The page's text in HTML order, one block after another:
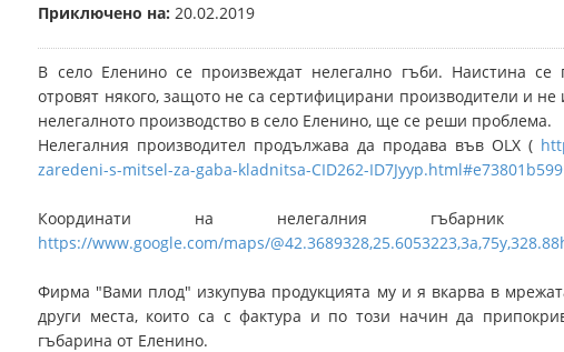
Приключено на: 20.02.2019
В село Еленино се произвеждат нелегално гъби. Наистина
отровят някого, защото не са сертифицирани производители и не
нелегалното производство в село Еленино, ще се реши проблема.
Нелегалния производител продължава да продава във OLX (
zaredeni-s-mitsel-za-gaba-kladnitsa-CID262-ID7Jyyp.html#e73801b599
Координати на нелегалния
https://www.google.com/maps/
Фирма "Вами плoд" изкупува продукцията му и я вкарва в
други места, които са с фактура и по този начин да
гъбарина от Еленино.